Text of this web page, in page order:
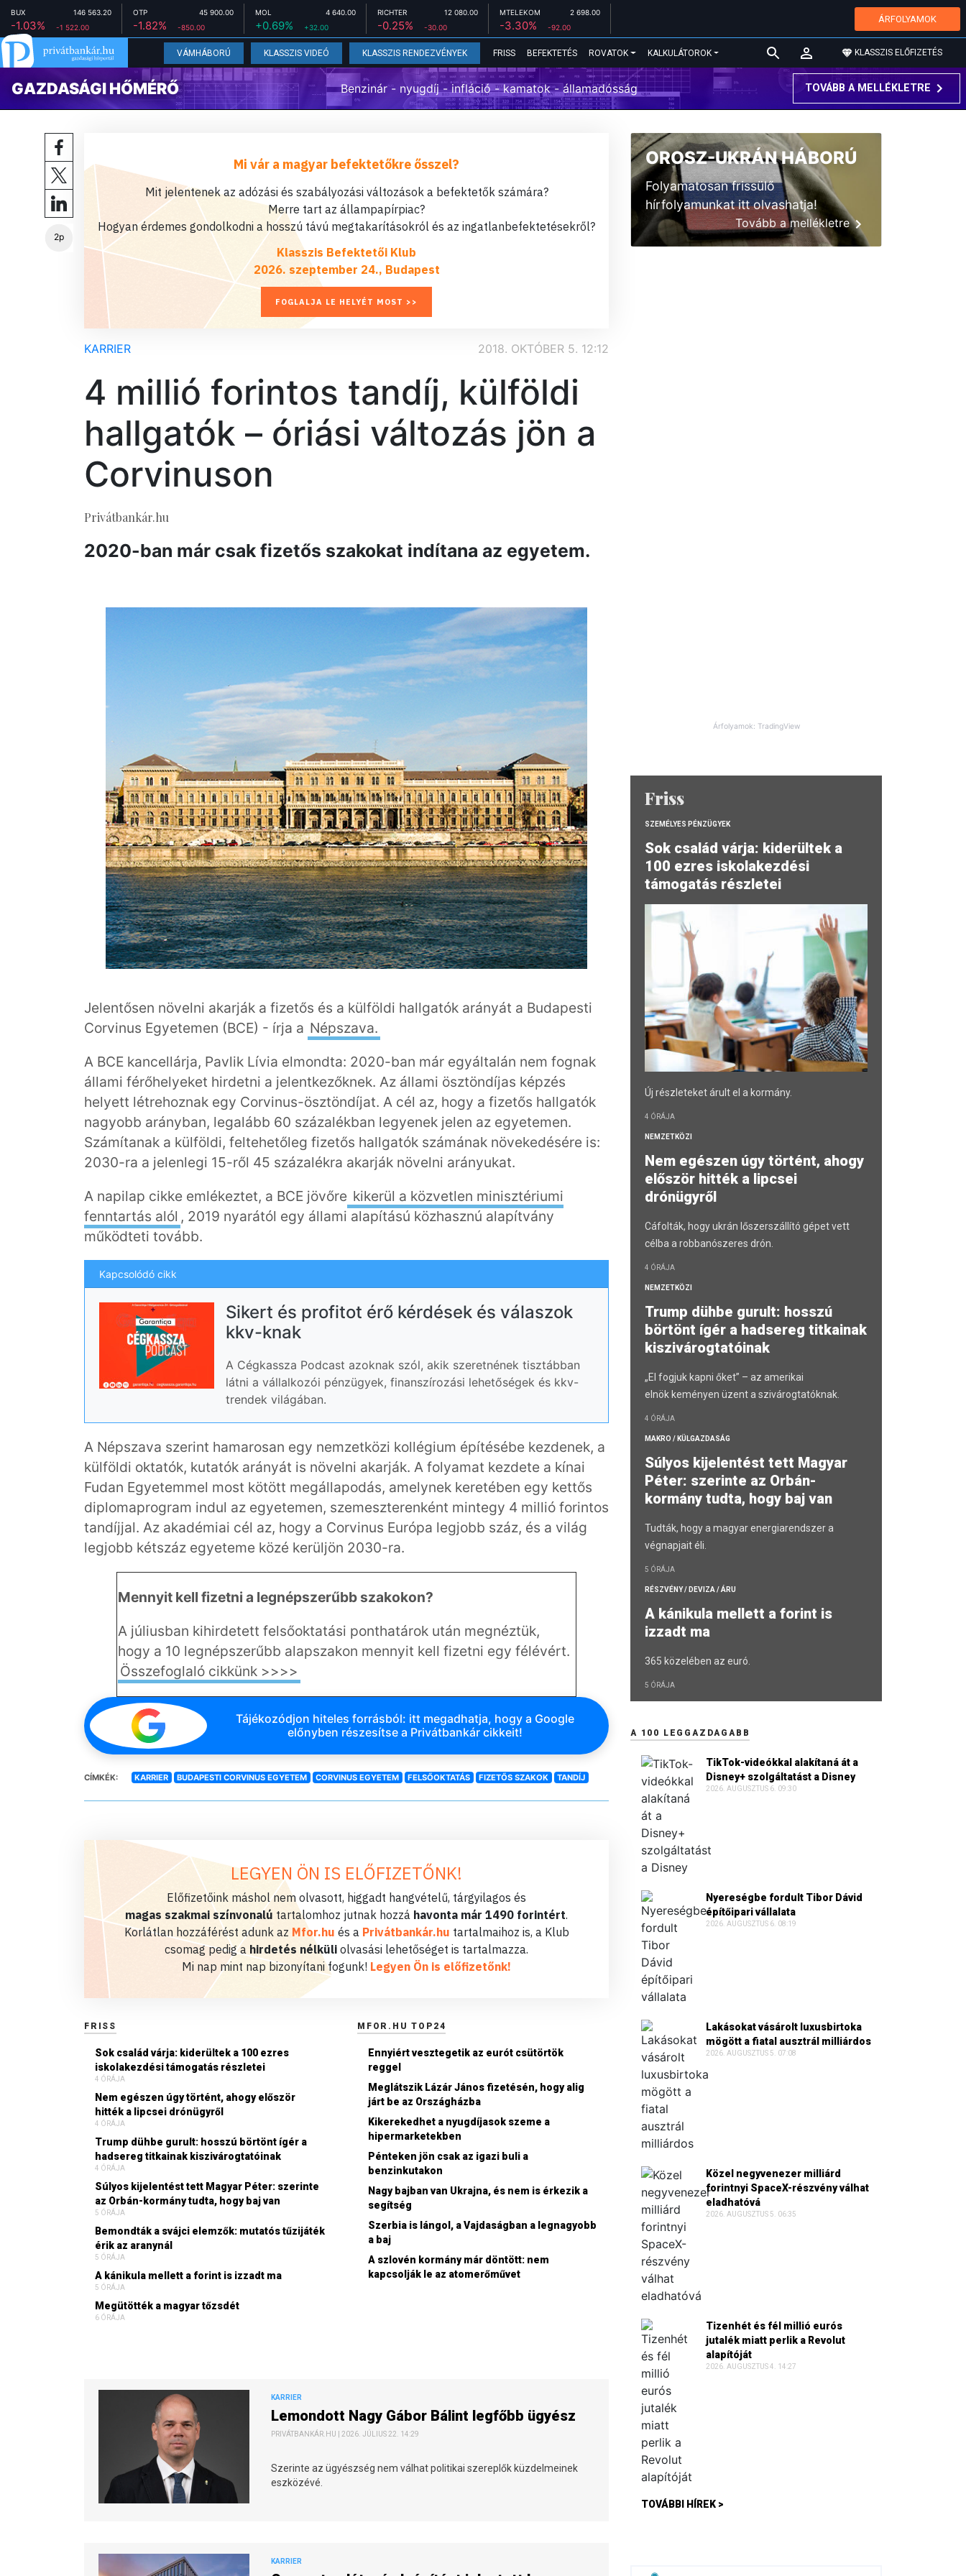
BUX 146 563.20
-1.03% -1 522.00
OTP 45 900.00
-1.82% -850.00
MOL 4 640.00
+0.69% +32.00
RICHTER 12 080.00
-0.25% -30.00
MTELEKOM 2 698.00
-3.30% -92.00
ÁRFOLYAMOK
VÁMHÁBORÚ KLASSZIS VIDEÓ KLASSZIS RENDEZVÉNYEK FRISS BEFEKTETÉS ROVATOK KALKULÁTOROK KLASSZIS ELŐFIZETÉS
GAZDASÁGI HŐMÉRŐ Benzinár - nyugdíj - infláció - kamatok - államadósság TOVÁBB A MELLÉKLETRE
2p
Mi vár a magyar befektetőkre ősszel?
Mit jelentenek az adózási és szabályozási változások a befektetők számára?
Merre tart az állampapírpiac?
Hogyan érdemes gondolkodni a hosszú távú megtakarításokról és az ingatlanbefektetésekről?
Klasszis Befektetői Klub
2026. szeptember 24., Budapest
FOGLALJA LE HELYÉT MOST >>
KARRIER 2018. OKTÓBER 5. 12:12
4 millió forintos tandíj, külföldi
hallgatók – óriási változás jön a
Corvinuson
Privátbankár.hu
2020-ban már csak fizetős szakokat indítana az egyetem.
Jelentősen növelni akarják a fizetős és a külföldi hallgatók arányát a Budapesti
Corvinus Egyetemen (BCE) - írja a Népszava.
A BCE kancellárja, Pavlik Lívia elmondta: 2020-ban már egyáltalán nem fognak
állami férőhelyeket hirdetni a jelentkezőknek. Az állami ösztöndíjas képzés
helyett létrehoznak egy Corvinus-ösztöndíjat. A cél az, hogy a fizetős hallgatók
nagyobb arányban, legalább 60 százalékban legyenek jelen az egyetemen.
Számítanak a külföldi, feltehetőleg fizetős hallgatók számának növekedésére is:
2030-ra a jelenlegi 15-ről 45 százalékra akarják növelni arányukat.
A napilap cikke emlékeztet, a BCE jövőre kikerül a közvetlen minisztériumi
fenntartás alól , 2019 nyarától egy állami alapítású közhasznú alapítvány
működteti tovább.
Kapcsolódó cikk
Sikert és profitot érő kérdések és válaszok
kkv-knak
A Cégkassza Podcast azoknak szól, akik szeretnének tisztábban
látni a vállalkozói pénzügyek, finanszírozási lehetőségek és kkv-
trendek világában.
A Népszava szerint hamarosan egy nemzetközi kollégium építésébe kezdenek, a
külföldi oktatók, kutatók arányát is növelni akarják. A folyamat kezdete a kínai
Fudan Egyetemmel most kötött megállapodás, amelynek keretében egy kettős
diplomaprogram indul az egyetemen, szemeszterenként mintegy 4 millió forintos
tandíjjal. Az akadémiai cél az, hogy a Corvinus Európa legjobb száz, és a világ
legjobb kétszáz egyeteme közé kerüljön 2030-ra.
Mennyit kell fizetni a legnépszerűbb szakokon?
A júliusban kihirdetett felsőoktatási ponthatárok után megnéztük,
hogy a 10 legnépszerűbb alapszakon mennyit kell fizetni egy félévért.
Összefoglaló cikkünk >>>>
Tájékozódjon hiteles forrásból: itt megadhatja, hogy a Google
előnyben részesítse a Privátbankár cikkeit!
CÍMKÉK: KARRIER BUDAPESTI CORVINUS EGYETEM CORVINUS EGYETEM FELSŐOKTATÁS FIZETŐS SZAKOK TANDÍJ
LEGYEN ÖN IS ELŐFIZETŐNK!
Előfizetőink máshol nem olvasott, higgadt hangvételű, tárgyilagos és
magas szakmai színvonalú tartalomhoz jutnak hozzá havonta már 1490 forintért.
Korlátlan hozzáférést adunk az Mfor.hu és a Privátbankár.hu tartalmaihoz is, a Klub
csomag pedig a hirdetés nélküli olvasási lehetőséget is tartalmazza.
Mi nap mint nap bizonyítani fogunk! Legyen Ön is előfizetőnk!
FRISS
Sok család várja: kiderültek a 100 ezres
iskolakezdési támogatás részletei
4 ÓRÁJA
Nem egészen úgy történt, ahogy először
hitték a lipcsei drónügyről
4 ÓRÁJA
Trump dühbe gurult: hosszú börtönt ígér a
hadsereg titkainak kiszivárogtatóinak
4 ÓRÁJA
Súlyos kijelentést tett Magyar Péter: szerinte
az Orbán-kormány tudta, hogy baj van
5 ÓRÁJA
Bemondták a svájci elemzők: mutatós tűzijáték
érik az aranynál
5 ÓRÁJA
A kánikula mellett a forint is izzadt ma
5 ÓRÁJA
Megütötték a magyar tőzsdét
6 ÓRÁJA
MFOR.HU TOP24
Ennyiért vesztegetik az eurót csütörtök
reggel
Meglátszik Lázár János fizetésén, hogy alig
járt be az Országházba
Kikerekedhet a nyugdíjasok szeme a
hipermarketekben
Pénteken jön csak az igazi buli a
benzinkutakon
Nagy bajban van Ukrajna, és nem is érkezik a
segítség
Szerbia is lángol, a Vajdaságban a legnagyobb
a baj
A szlovén kormány már döntött: nem
kapcsolják le az atomerőművet
KARRIER
Lemondott Nagy Gábor Bálint legfőbb ügyész
PRIVÁTBANKÁR.HU | 2026. JÚLIUS 22. 14:29
Szerinte az ügyészség nem válhat politikai szereplők küzdelmeinek
eszközévé.
KARRIER
OROSZ-UKRÁN HÁBORÚ
Folyamatosan frissülő
hírfolyamunkat itt olvashatja!
Tovább a mellékletre
Árfolyamok: TradingView
Friss
SZEMÉLYES PÉNZÜGYEK
Sok család várja: kiderültek a
100 ezres iskolakezdési
támogatás részletei
Új részleteket árult el a kormány.
4 ÓRÁJA
NEMZETKÖZI
Nem egészen úgy történt, ahogy
először hitték a lipcsei
drónügyről
Cáfolták, hogy ukrán lőszerszállító gépet vett
célba a robbanószeres drón.
4 ÓRÁJA
NEMZETKÖZI
Trump dühbe gurult: hosszú
börtönt ígér a hadsereg titkainak
kiszivárogtatóinak
„El fogjuk kapni őket” – az amerikai
elnök keményen üzent a szivárogtatóknak.
4 ÓRÁJA
MAKRO / KÜLGAZDASÁG
Súlyos kijelentést tett Magyar
Péter: szerinte az Orbán-
kormány tudta, hogy baj van
Tudták, hogy a magyar energiarendszer a
végnapjait éli.
5 ÓRÁJA
RÉSZVÉNY / DEVIZA / ÁRU
A kánikula mellett a forint is
izzadt ma
365 közelében az euró.
5 ÓRÁJA
A 100 LEGGAZDAGABB
TikTok-videókkal alakítaná át a
Disney+ szolgáltatást a Disney
2026. AUGUSZTUS 6. 09:30
Nyereségbe fordult Tibor Dávid
építőipari vállalata
2026. AUGUSZTUS 6. 08:19
Lakásokat vásárolt luxusbirtoka
mögött a fiatal ausztrál milliárdos
2026. AUGUSZTUS 5. 07:08
Közel negyvenezer milliárd
forintnyi SpaceX-részvény válhat
eladhatóvá
2026. AUGUSZTUS 5. 06:35
Tizenhét és fél millió eurós
jutalék miatt perlik a Revolut
alapítóját
2026. AUGUSZTUS 4. 14:27
TOVÁBBI HÍREK >